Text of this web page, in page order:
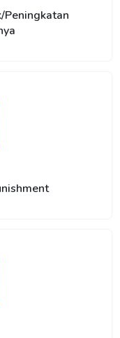
Peningkatan